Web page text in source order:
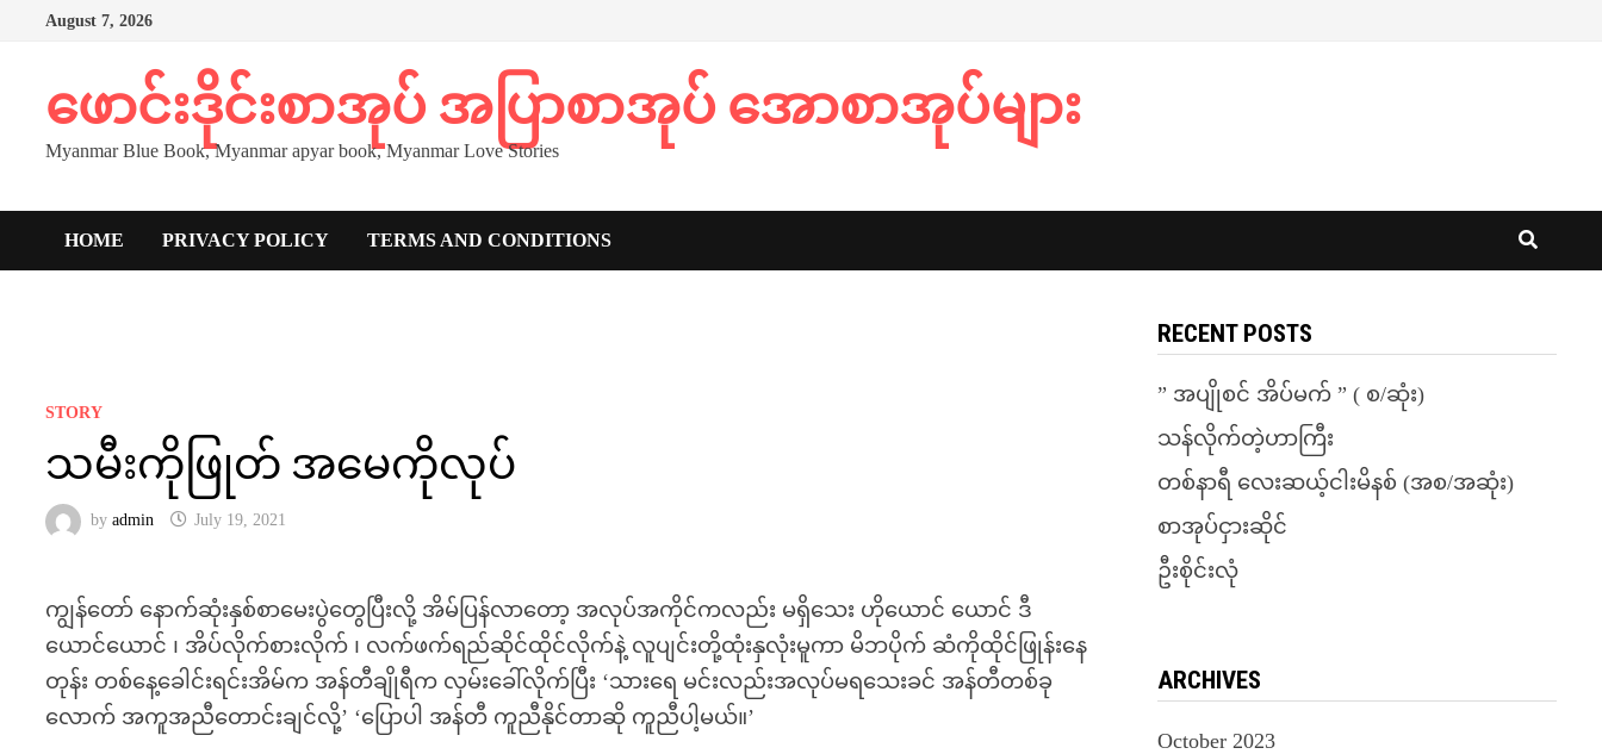
August 7, 2026
ဖောင်းဒိုင်းစာအုပ် အပြာစာအုပ် အောစာအုပ်များ
Myanmar Blue Book, Myanmar apyar book, Myanmar Love Stories
HOME PRIVACY POLICY TERMS AND CONDITIONS
STORY
သမီးကိုဖြုတ် အမေကိုလုပ်
byadmin July 19, 2021
ကျွန်တော် နောက်ဆုံးနှစ်စာမေးပွဲတွေပြီးလို့ အိမ်ပြန်လာတော့ အလုပ်အကိုင်ကလည်း မရှိသေး ဟိုယောင် ယောင် ဒီ
ယောင်ယောင် ၊ အိပ်လိုက်စားလိုက် ၊ လက်ဖက်ရည်ဆိုင်ထိုင်လိုက်နဲ့ လူပျင်းတို့ထုံးနှလုံးမူကာ မိဘပိုက် ဆံကိုထိုင်ဖြုန်းနေ
တုန်း တစ်နေ့ခေါင်းရင်းအိမ်က အန်တီချိုရီက လှမ်းခေါ်လိုက်ပြီး ‘သားရေ မင်းလည်းအလုပ်မရသေးခင် အန်တီတစ်ခု
လောက် အကူအညီတောင်းချင်လို့’ ‘ပြောပါ အန်တီ ကူညီနိုင်တာဆို ကူညီပါ့မယ်။’
RECENT POSTS
” အပျိုစင် အိပ်မက် ” ( စ/ဆုံး)
သန်လိုက်တဲ့ဟာကြီး
တစ်နာရီ လေးဆယ့်ငါးမိနစ် (အစ/အဆုံး)
စာအုပ်ငှားဆိုင်
ဦးစိုင်းလုံ
ARCHIVES
October 2023